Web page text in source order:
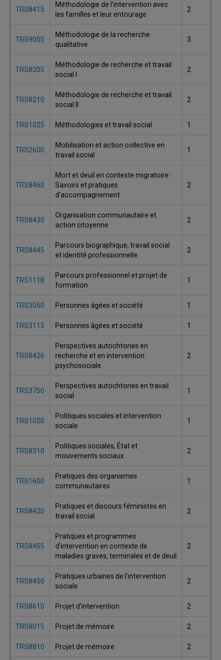
TRS8415
Méthodologie de l'intervention avec
les familles et leur entourage
2
TRS9005
Méthodologie de la recherche
qualitative
3
TRS8205
Méthodologie de recherche et travail
social I
2
TRS8210
Méthodologie de recherche et travail
social II
2
TRS1025 Méthodologies et travail social 1
TRS2600
Mobilisation et action collective en
travail social
1
TRS8460
Mort et deuil en contexte migratoire :
Savoirs et pratiques
d'accompagnement
2
TRS8430
Organisation communautaire et
action citoyenne
2
TRS8445
Parcours biographique, travail social
et identité professionnelle
2
TRS1118
Parcours professionnel et projet de
formation
1
TRS3050 Personnes âgées et société 1
TRS3115 Personnes âgées et société 1
TRS8426
Perspectives autochtones en
recherche et en intervention
psychosociale
2
TRS3750
Perspectives autochtones en travail
social
1
TRS1020
Politiques sociales et intervention
sociale
1
TRS8310
Politiques sociales, État et
mouvements sociaux
2
TRS1600
Pratiques des organismes
communautaires
1
TRS8420
Pratiques et discours féministes en
travail social
2
TRS8455
Pratiques et programmes
d'intervention en contexte de
maladies graves, terminales et de deuil
2
TRS8450
Pratiques urbaines de l'intervention
sociale
2
TRS8610 Projet d'intervention 2
TRS8015 Projet de mémoire 2
TRS8810 Projet de mémoire 2